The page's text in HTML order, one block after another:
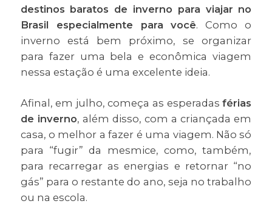
destinos baratos de inverno para viajar no
Brasil especialmente para você. Como o
inverno está bem próximo, se organizar
para fazer uma bela e econômica viagem
nessa estação é uma excelente ideia.
Afinal, em julho, começa as esperadasférias
de inverno, além disso, com a criançada em
casa, o melhor a fazer é uma viagem. Não só
para “fugir” da mesmice, como, também,
para recarregar as energias e retornar “no
gás” para o restante do ano, seja no trabalho
ou na escola.